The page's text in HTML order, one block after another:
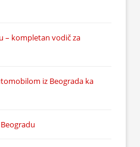
– kompletan vodič za
iz Beograda ka